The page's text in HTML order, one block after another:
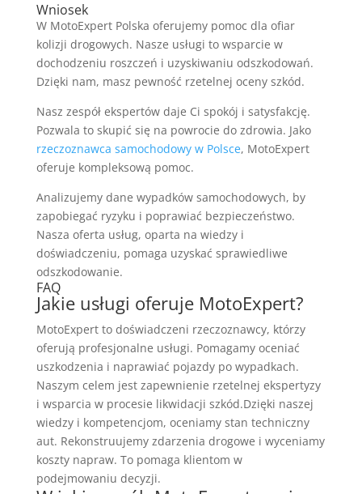
Wniosek
W MotoExpert Polska oferujemy pomoc dla ofiar
kolizji drogowych. Nasze usługi to wsparcie w
dochodzeniu roszczeń i uzyskiwaniu odszkodowań.
Dzięki nam, masz pewność rzetelnej oceny szkód.
Nasz zespół ekspertów daje Ci spokój i satysfakcję.
Pozwala to skupić się na powrocie do zdrowia. Jako
rzeczoznawca samochodowy w Polsce, MotoExpert
oferuje kompleksową pomoc.
Analizujemy dane wypadków samochodowych, by
zapobiegać ryzyku i poprawiać bezpieczeństwo.
Nasza oferta usług, oparta na wiedzy i
doświadczeniu, pomaga uzyskać sprawiedliwe
odszkodowanie.
FAQ
Jakie usługi oferuje MotoExpert?
MotoExpert to doświadczeni rzeczoznawcy, którzy
oferują profesjonalne usługi. Pomagamy oceniać
uszkodzenia i naprawiać pojazdy po wypadkach.
Naszym celem jest zapewnienie rzetelnej ekspertyzy
i wsparcia w procesie likwidacji szkód.Dzięki naszej
wiedzy i kompetencjom, oceniamy stan techniczny
aut. Rekonstruujemy zdarzenia drogowe i wyceniamy
koszty napraw. To pomaga klientom w
podejmowaniu decyzji.